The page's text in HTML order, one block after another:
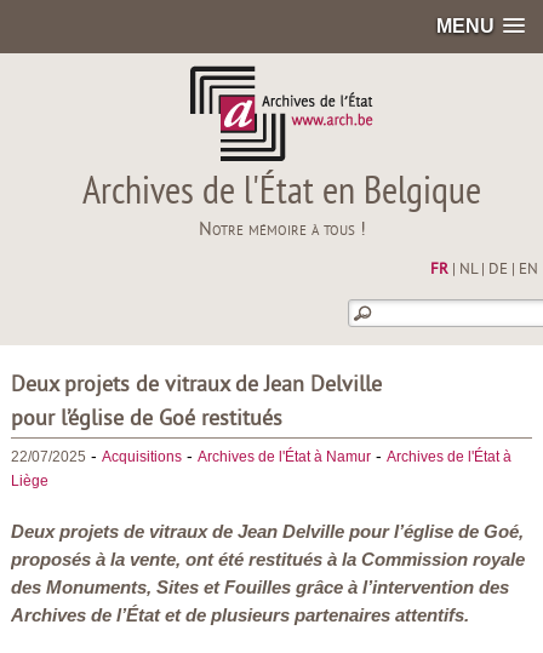
MENU
Archives de l'État en Belgique
Notre mémoire à tous !
FR| NL| DE EN
Deux projets de vitraux de Jean Delville
pour l’église de Goé restitués
22/07/2025 - Acquisitions- Archives de l'État à Namur- Archives de l'État à
Liège
Deux projets de vitraux de Jean Delville pour l’église de Goé,
proposés à la vente, ont été restitués à la Commission royale
des Monuments, Sites et Fouilles grâce à l’intervention des
Archives de l’État et de plusieurs partenaires attentifs.